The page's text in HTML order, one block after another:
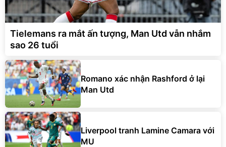
Tielemans ra mắt ấn tượng, Man Utd vẫn nhắm
sao 26 tuổi
Romano xác nhận Rashford ở lại
Man Utd
Liverpool tranh Lamine Camara với
MU